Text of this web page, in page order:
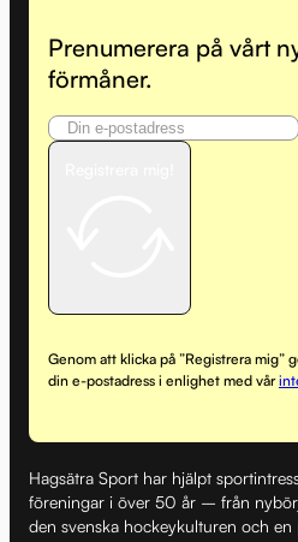
Prenumerera på vårt
förmåner.
Genom att klicka på ”Registrera mig”
din e-postadress i enlighet med vår
Hagsätra Sport har hjälpt
föreningar i över 50 år – från
den svenska hockeykulturen och